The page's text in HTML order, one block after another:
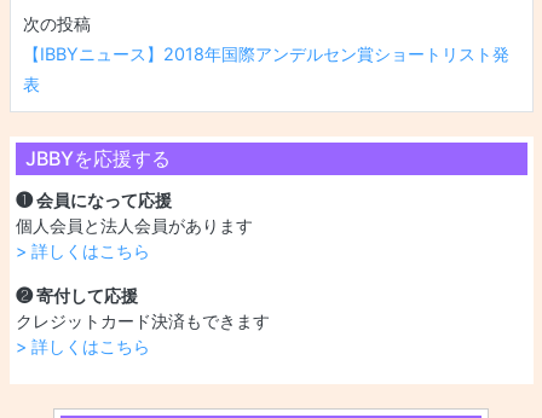
JBBYを応援する
❶ 会員になって応援
個人会員と法人会員があります
> 詳しくはこちら
❷ 寄付して応援
クレジットカード決済もできます
> 詳しくはこちら
【IBBYニュース】2018年国際アンデルセン賞ショートリスト発
表